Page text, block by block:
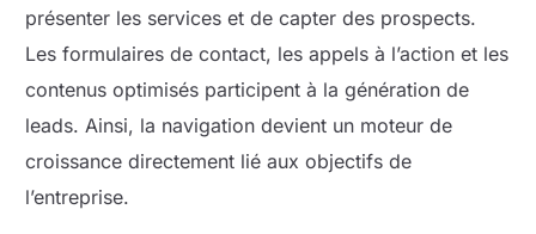
présenter les services et de capter des prospects.
Les formulaires de contact, les appels à l’action et les
contenus optimisés participent à la génération de
leads. Ainsi, la navigation devient un moteur de
croissance directement lié aux objectifs de
l’entreprise.